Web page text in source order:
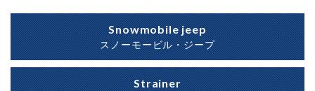
Snowmobile jeep
スノーモービル・ジープ
Strainer